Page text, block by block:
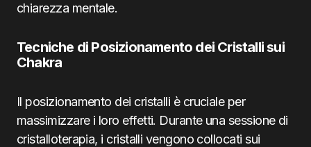
chiarezza mentale.
Tecniche di Posizionamento dei Cristalli sui
Chakra
Il posizionamento dei cristalli è cruciale per
massimizzare i loro effetti. Durante una sessione di
cristalloterapia, i cristalli vengono collocati sui